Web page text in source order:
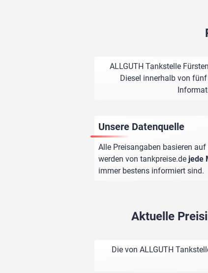
ALLGUTH Tankstelle
Diesel innerhalb von
Unsere Datenquelle
Alle Preisangaben basieren
werden von tankpreise.de jede
immer bestens informiert sind.
Aktuelle
Die von ALLGUTH